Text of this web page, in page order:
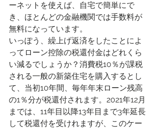
ーネットを使えば、自宅で簡単にで
き、ほとんどの金融機関では手数料が
無料になっています。
いっぽう、繰上げ返済をしたことによ
ってローン控除の税還付金はどれくら
い減るでしょうか？消費税10％が課税
される一般の新築住宅を購入するとし
て、当初10年間、毎年年末ローン残高
の1％分が税還付されます。2021年12月
までは、11年目以降13年目まで3年延長
して税還付を受けれますが、このケー